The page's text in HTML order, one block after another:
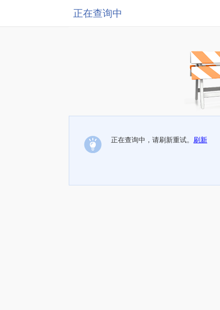
正在查询中
正在查询中，请刷新重试。 刷新